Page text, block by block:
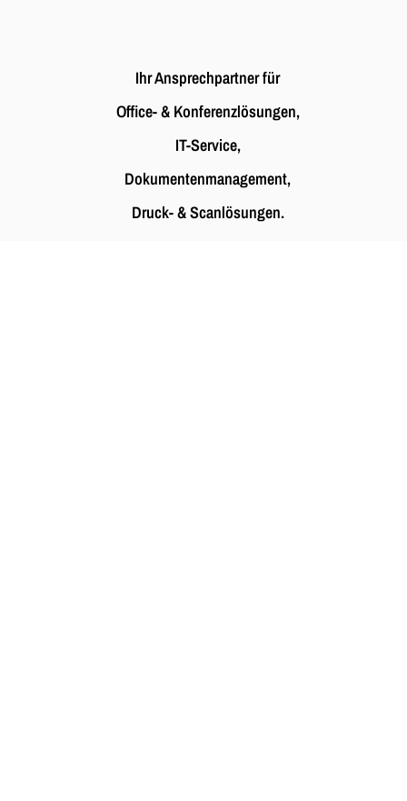
Ihr Ansprechpartner für
Office- & Konferenzlösungen,
IT-Service,
Dokumenten­management,
Druck- & Scanlösungen.